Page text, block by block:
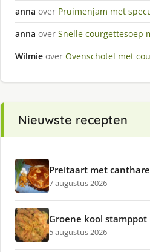
anna over Pruimenjam met
anna over Snelle courgettesoep
Wilmie over Ovenschotel met
Nieuwste recepten
Preitaart met
7 augustus 2026
Groene kool stamppot
5 augustus 2026